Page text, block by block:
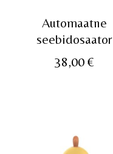
Automaatne
seebidosaator
38,00€